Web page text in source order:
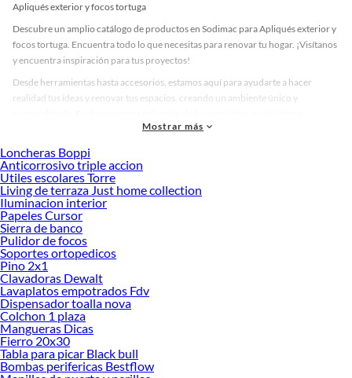
Apliqués exterior y focos tortuga
Descubre un amplio catálogo de productos en Sodimac para Apliqués exterior y
focos tortuga. Encuentra todo lo que necesitas para renovar tu hogar. ¡Visítanos
y encuentra inspiración para tus proyectos!
Desde herramientas hasta accesorios, estamos aquí para ayudarte a hacer
realidad tus ideas y renovar tus espacios, creando un ambiente único y
accesorios de calidad que te ayudarán a crear un espacio más tú.
Desde remodelaciones hasta proyectos de decoración, estamos aquí para hacer
tus ideas realidad. ¡Visítanos y encuentra todo lo que tenemos para ofrecerte en
Apliqués exterior y focos tortuga!
Explora la variedad de productos de Apliqués exterior y focos tortuga
en Sodimac
Herramientas, materiales y accesorios de calidad para tus proyectos y
renovación de espacios. ¡Visítanos y descubre todo lo que tenemos para
ofrecerte!
Encuentra una amplia variedad de productos de Apliqués exterior y focos
tortuga en Sodimac. Encuentra todo lo necesario para tus proyectos de
renovación y decoración. ¡Visítanos y haz tus ideas realidad!
Mostrar más
Loncheras Boppi
Anticorrosivo triple accion
Utiles escolares Torre
Living de terraza Just home collection
Iluminacion interior
Papeles Cursor
Sierra de banco
Pulidor de focos
Soportes ortopedicos
Pino 2x1
Clavadoras Dewalt
Lavaplatos empotrados Fdv
Dispensador toalla nova
Colchon 1 plaza
Mangueras Dicas
Fierro 20x30
Tabla para picar Black bull
Bombas perifericas Bestflow